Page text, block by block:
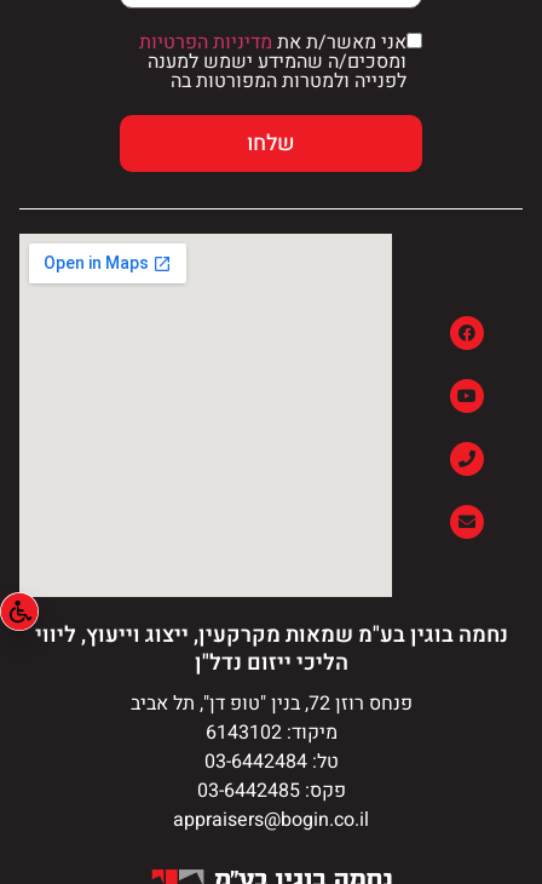
אני מאשר/ת את מדיניות הפרטיות
ומסכים/ה שהמידע ישמש למענה
לפנייה ולמטרות המפורטות בה
נחמה בוגין בע"מ שמאות מקרקעין, ייצוג וייעוץ, ליווי
הליכי ייזום נדל"ן
פנחס רוזן 72, בנין "טופ דן", תל אביב
מיקוד: 6143102
טל: 03-6442484
פקס: 03-6442485
appraisers@bogin.co.il